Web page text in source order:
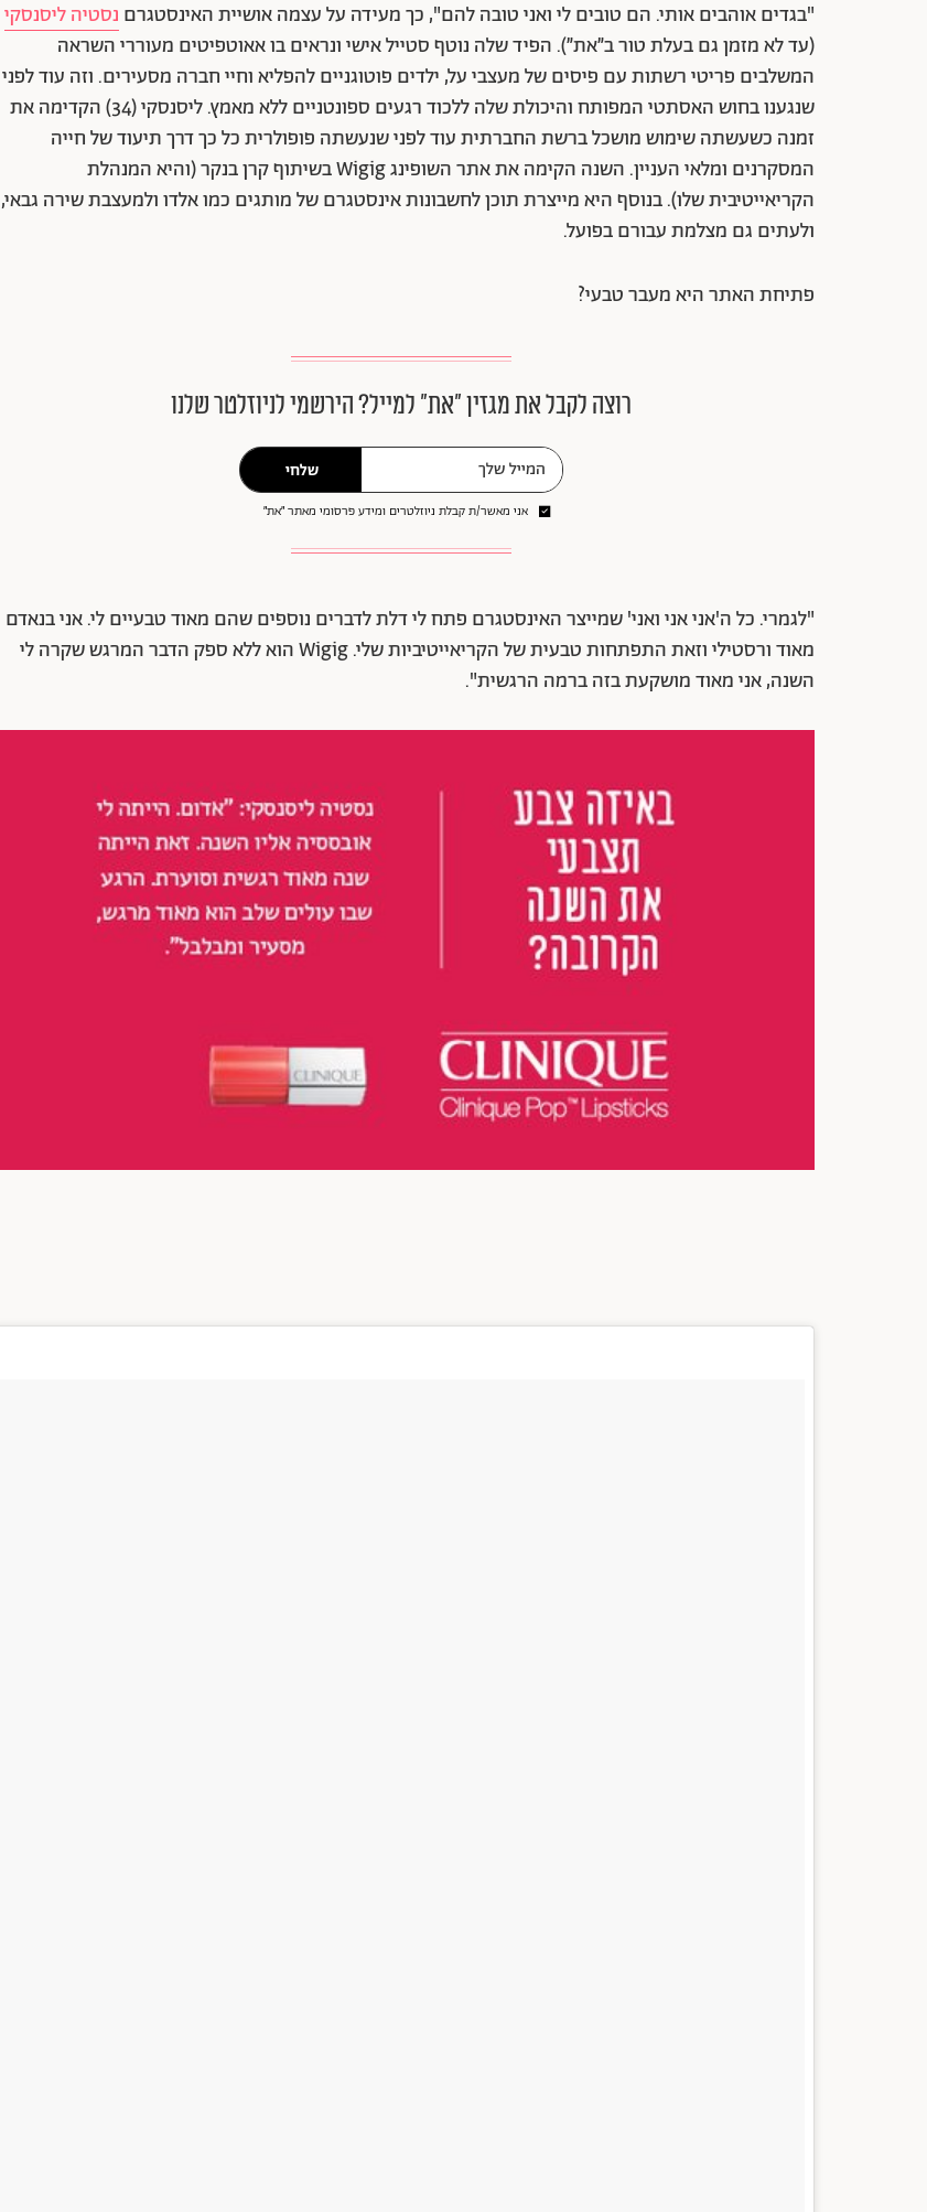
"בגדים אוהבים אותי. הם טובים לי ואני טובה להם", כך מעידה על עצמה אושיית האינסטגרם נסטיה ליסנסקי
(עד לא מזמן גם בעלת טור ב״את״). הפיד שלה נוטף סטייל אישי ונראים בו אאוטפיטים מעוררי השראה
המשלבים פריטי רשתות עם פיסים של מעצבי על, ילדים פוטוגניים להפליא וחיי חברה מסעירים. וזה עוד לפני
שנגענו בחוש האסתטי המפותח והיכולת שלה ללכוד רגעים ספונטניים ללא מאמץ. ליסנסקי (34) הקדימה את
זמנה כשעשתה שימוש מושכל ברשת החברתית עוד לפני שנעשתה פופולרית כל כך דרך תיעוד של חייה
המסקרנים ומלאי העניין. השנה הקימה את אתר השופינג Wigig בשיתוף קרן בנקר (והיא המנהלת
הקריאייטיבית שלו). בנוסף היא מייצרת תוכן לחשבונות אינסטגרם של מותגים כמו אלדו ולמעצבת שירה גבאי,
ולעתים גם מצלמת עבורם בפועל.
פתיחת האתר היא מעבר טבעי?
רוצה לקבל את מגזין ״את״ למייל? הירשמי לניוזלטר שלנו
שלחי
אני מאשר/ת קבלת ניוזלטרים ומידע פרסומי מאתר ״את״
"לגמרי. כל ה'אני אני ואני' שמייצר האינסטגרם פתח לי דלת לדברים נוספים שהם מאוד טבעיים לי. אני בנאדם
מאוד ורסטילי וזאת התפתחות טבעית של הקריאייטיביות שלי. Wigig הוא ללא ספק הדבר המרגש שקרה לי
השנה, אני מאוד מושקעת בזה ברמה הרגשית".